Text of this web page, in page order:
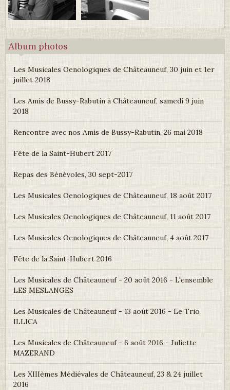
Album photos
Les Musicales Oenologiques de Châteauneuf, 30 juin et 1er
juillet 2018
Les Amis de Bussy-Rabutin à Châteauneuf, samedi 9 juin
2018
Rencontre avec nos Amis de Bussy-Rabutin, 26 mai 2018
Fête de la Saint-Hubert 2017
Repas des Bénévoles, 30 sept-2017
Les Musicales Oenologiques de Châteauneuf, 18 août 2017
Les Musicales Oenologiques de Châteauneuf, 11 août 2017
Les Musicales Oenologiques de Châteauneuf, 4 août 2017
Fête de la Saint-Hubert 2016
Les Musicales de Châteauneuf - 20 août 2016 - L'ensemble
LES MESLANGES
Les Musicales de Châteauneuf - 13 août 2016 - Le Trio
ILLICA
Les Musicales de Châteauneuf - 6 août 2016 - Juliette
MAZERAND
Les XIIIèmes Médiévales de Châteauneuf, 23 & 24 juillet
2016